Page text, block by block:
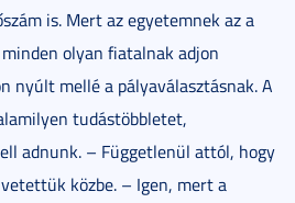
is. Mert az egyetemnek az a
olyan fiatalnak adjon
nyúlt mellé a pályaválasztásnak. A
tudástöbbletet,
adnunk. – Függetlenül attól, hogy
közbe. – Igen, mert a